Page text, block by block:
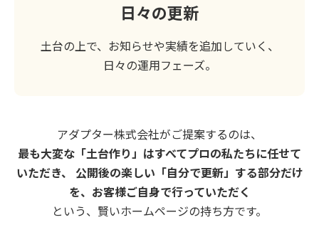
日々の更新
土台の上で、お知らせや実績を追加していく、
日々の運用フェーズ。
アダプター株式会社がご提案するのは、
最も大変な「土台作り」はすべてプロの私たちに任せて
いただき、 公開後の楽しい「自分で更新」する部分だけ
を、お客様ご自身で行っていただく
という、賢いホームページの持ち方です。